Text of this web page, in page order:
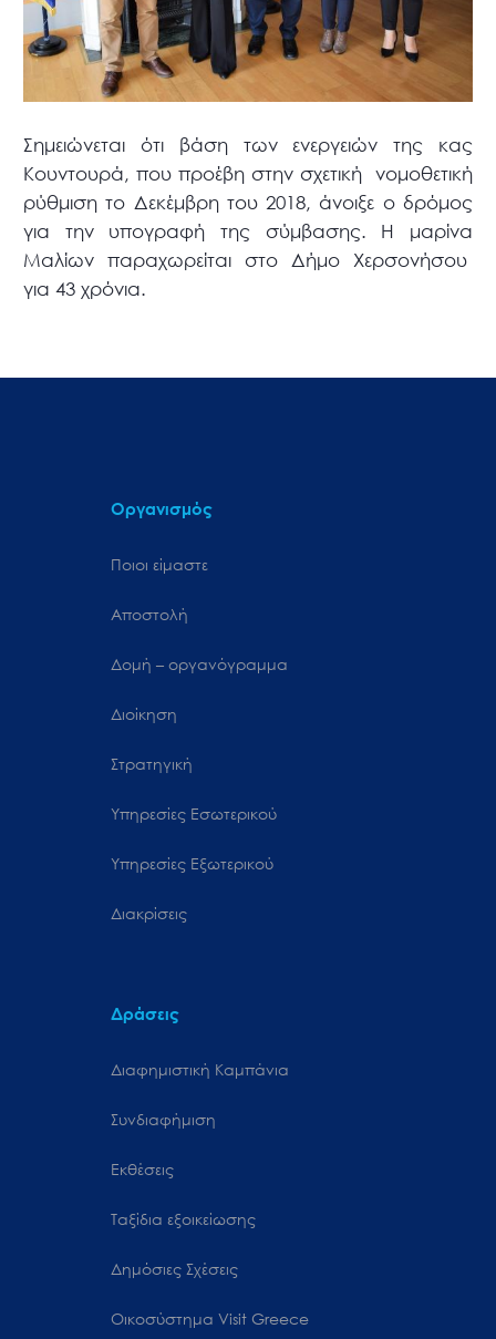
Σημειώνεται ότι βάση των ενεργειών της κας
Κουντουρά, που προέβη στην σχετική νομοθετική
ρύθμιση το Δεκέμβρη του 2018, άνοιξε ο δρόμος
για την υπογραφή της σύμβασης. Η μαρίνα
Μαλίων παραχωρείται στο Δήμο Χερσονήσου
για 43 χρόνια.
Οργανισμός
Ποιοι είμαστε
Αποστολή
Δομή – οργανόγραμμα
Διοίκηση
Στρατηγική
Υπηρεσίες Εσωτερικού
Υπηρεσίες Εξωτερικού
Διακρίσεις
Δράσεις
Διαφημιστική Καμπάνια
Συνδιαφήμιση
Εκθέσεις
Ταξίδια εξοικείωσης
Δημόσιες Σχέσεις
Oικοσύστημα Visit Greece